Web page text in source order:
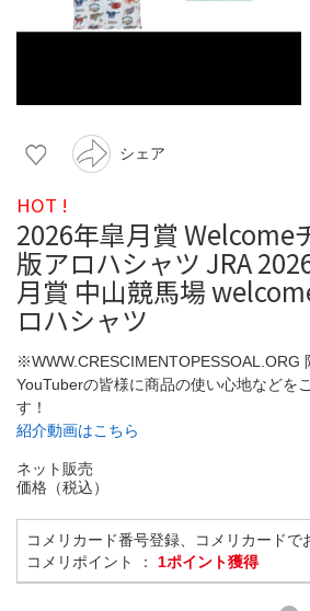
シェア
HOT !
2026年皐月賞 Welcome
版アロハシャツ JRA
月賞 中山競馬場
ロハシャツ
※WWW.CRESCIMENTOPESSOAL.ORG
YouTuberの皆様に商品の使い心地などを
す！
紹介動画はこちら
ネット販売
価格（税込）
コメリカード番号登録、コメリカードで
コメリポイント ： 1ポイント獲得